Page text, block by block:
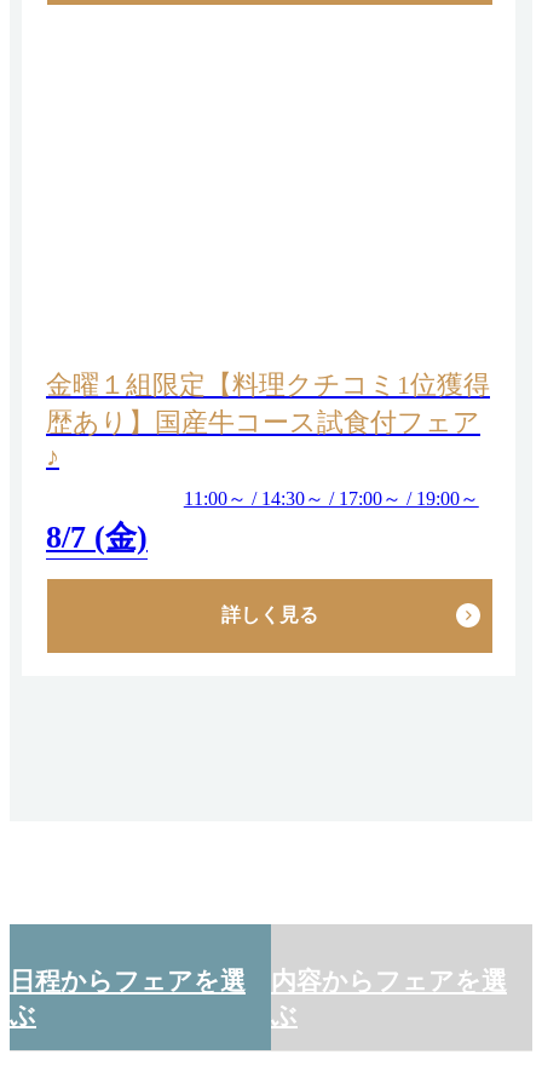
金曜１組限定【料理クチコミ1位獲得
歴あり】国産牛コース試食付フェア
♪
8/7 (金)
11:00～ / 14:30～ / 17:00～ / 19:00～
詳しく見る
日程からフェアを選
ぶ
内容からフェアを選
ぶ